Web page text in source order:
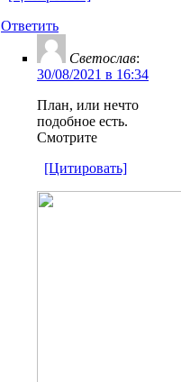
Ответить
Светослав:
30/08/2021 в 16:34
План, или нечто
подобное есть.
Смотрите
[Цитировать]